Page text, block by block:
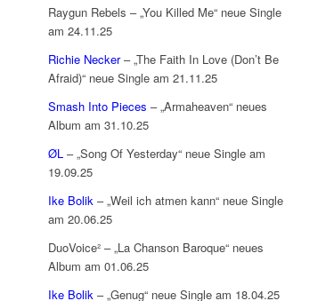
Raygun Rebels – „You Killed Me“ neue Single
am 24.11.25
Richie Necker– „The Faith In Love (Don’t Be
Afraid)“ neue Single am 21.11.25
Smash Into Pieces – „Armaheaven“ neues
Album am 31.10.25
ØL – „Song Of Yesterday“ neue Single am
19.09.25
Ike Bolik – „Weil ich atmen kann“ neue Single
am 20.06.25
DuoVoice² – „La Chanson Baroque“ neues
Album am 01.06.25
Ike Bolik – „Genug“ neue Single am 18.04.25